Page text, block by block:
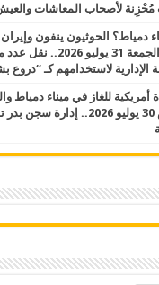
الحوثيون ينفون وإيران
اسم أوكرانيا والإمارات..
الإدارية لاستخدامهم كـ “دروع
للغاز في ميناء دمياط
ثم يقر ويعترف.. الخميس 30 يوليو